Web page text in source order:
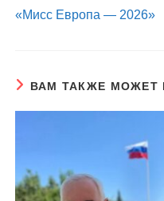
«Мисс Европа — 2026»
ВАМ ТАКЖЕ МОЖЕТ